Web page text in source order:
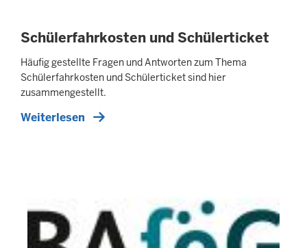
Schülerfahrkosten und Schülerticket
Häufig gestellte Fragen und Antworten zum Thema
Schülerfahrkosten und Schülerticket sind hier
zusammengestellt.
Weiterlesen